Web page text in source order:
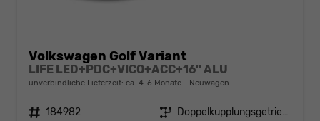
Volkswagen Golf Variant
LIFE LED+PDC+VICO+ACC+16'' ALU
unverbindliche Lieferzeit: ca. 4-6 Monate Neuwagen
Fahrzeugnr. 184982 Getriebe
Doppelkupplungsgetriebe (DSG)